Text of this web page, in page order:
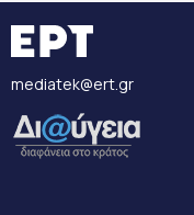
mediatek@ert.gr